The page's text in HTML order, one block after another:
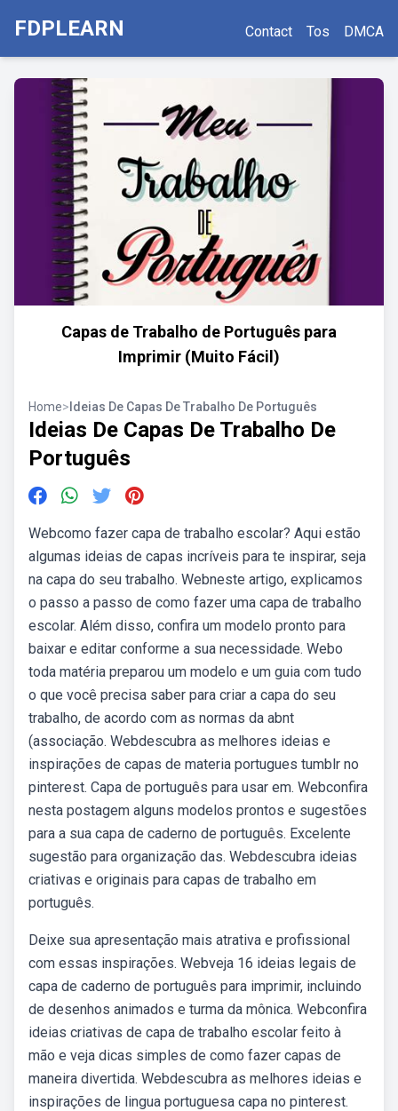
FDPLEARN Contact Tos DMCA
Capas de Trabalho de Português para
Imprimir (Muito Fácil)
Home> Ideias De Capas De Trabalho De Português
Ideias De Capas De Trabalho De
Português
Webcomo fazer capa de trabalho escolar? Aqui estão
algumas ideias de capas incríveis para te inspirar, seja
na capa do seu trabalho. Webneste artigo, explicamos
o passo a passo de como fazer uma capa de trabalho
escolar. Além disso, confira um modelo pronto para
baixar e editar conforme a sua necessidade. Webo
toda matéria preparou um modelo e um guia com tudo
o que você precisa saber para criar a capa do seu
trabalho, de acordo com as normas da abnt
(associação. Webdescubra as melhores ideias e
inspirações de capas de materia portugues tumblr no
pinterest. Capa de português para usar em. Webconfira
nesta postagem alguns modelos prontos e sugestões
para a sua capa de caderno de português. Excelente
sugestão para organização das. Webdescubra ideias
criativas e originais para capas de trabalho em
português.
Deixe sua apresentação mais atrativa e profissional
com essas inspirações. Webveja 16 ideias legais de
capa de caderno de português para imprimir, incluindo
de desenhos animados e turma da mônica. Webconfira
ideias criativas de capa de trabalho escolar feito à
mão e veja dicas simples de como fazer capas de
maneira divertida. Webdescubra as melhores ideias e
inspirações de lingua portuguesa capa no pinterest.